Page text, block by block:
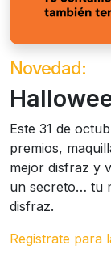
Novedad:
Este 31 de
premios,
mejor disfraz y
un secreto… tu
disfraz.
Registrate para